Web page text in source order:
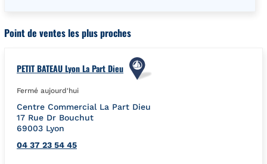
Point de ventes les plus proches
PETIT BATEAU Lyon La Part Dieu
Fermé aujourd'hui
Centre Commercial La Part Dieu
17 Rue Dr Bouchut
69003 Lyon
04 37 23 54 45